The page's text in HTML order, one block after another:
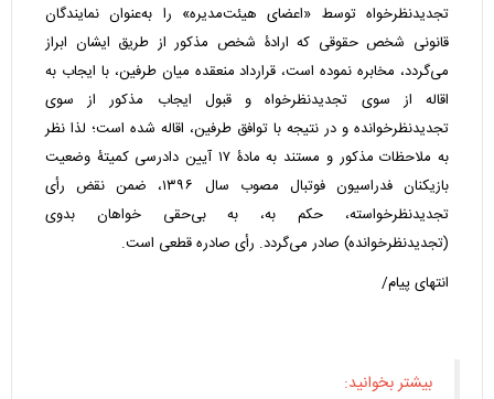
تجدیدنظرخواه توسط «اعضای هیئت‌مدیره» را به‌عنوان نمایندگان
قانونی شخص حقوقی که ارادۀ شخص مذکور از طریق ایشان ابراز
می‌گردد، مخابره نموده است، قرارداد منعقده میان طرفین، با ایجاب به
اقاله از سوی تجدیدنظرخواه و قبول ایجاب مذکور از سوی
تجدیدنظرخوانده و در نتیجه با توافق طرفین، اقاله شده است؛ لذا نظر
به ملاحظات مذکور و مستند به مادۀ ۱۷ آیین دادرسی کمیتۀ وضعیت
بازیکنان فدراسیون فوتبال مصوب سال ۱۳۹۶، ضمن نقض رأی
تجدیدنظرخواسته، حکم به، به بی‌حقی خواهان بدوی
(تجدیدنظرخوانده) صادر می‌گردد. رأی صادره قطعی است.
انتهای پیام/
بیشتر بخوانید: